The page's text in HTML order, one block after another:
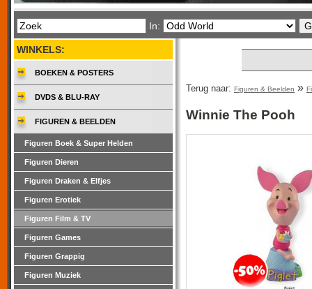
In:
Terug naar: Figuren & Beelden »
Winnie The Pooh
WINKELS:
BOEKEN & POSTERS
DVDS & BLU-RAY
FIGUREN & BEELDEN
Figuren Boek & Super Helden
Figuren Dieren
Figuren Draken & Elfjes
Figuren Erotiek
Figuren Film & TV
Figuren Games
Figuren Grappig
Figuren Muziek